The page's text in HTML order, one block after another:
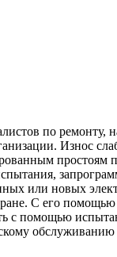
по
Износ
простоям
или новых
С его
с помощью